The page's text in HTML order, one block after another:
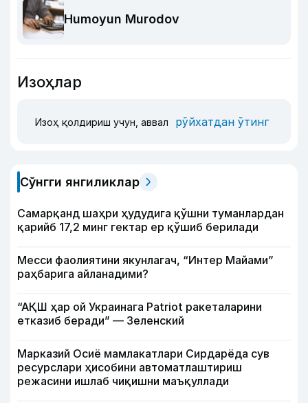
Humoyun Murodov
Изоҳлар
Изоҳ қолдириш учун, аввал рўйхатдан ўтинг
Сўнгги янгиликлар
Самарқанд шаҳри ҳудудига қўшни туманлардан
қарийб 17,2 минг гектар ер қўшиб берилади
Месси фаолиятини якунлагач, “Интер Майами”
раҳбарига айланадими?
“АҚШ ҳар ой Украинага Patriot ракеталарини
етказиб беради” — Зеленский
Марказий Осиё мамлакатлари Сирдарёда сув
ресурслари ҳисобини автоматлаштириш
режасини ишлаб чиқишни маъқуллади